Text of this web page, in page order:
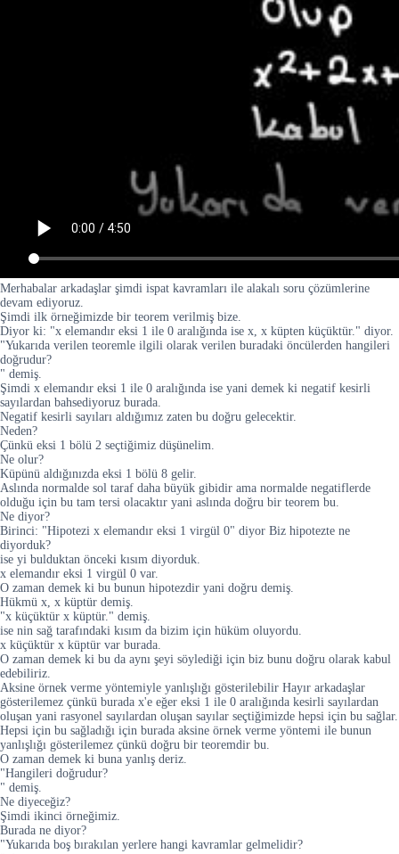
Merhabalar arkadaşlar şimdi ispat kavramları ile alakalı soru çözümlerine
devam ediyoruz.
Şimdi ilk örneğimizde bir teorem verilmiş bize.
Diyor ki: "x elemandır eksi 1 ile 0 aralığında ise x, x küpten küçüktür." diyor.
"Yukarıda verilen teoremle ilgili olarak verilen buradaki öncülerden hangileri
doğrudur?
" demiş.
Şimdi x elemandır eksi 1 ile 0 aralığında ise yani demek ki negatif kesirli
sayılardan bahsediyoruz burada.
Negatif kesirli sayıları aldığımız zaten bu doğru gelecektir.
Neden?
Çünkü eksi 1 bölü 2 seçtiğimiz düşünelim.
Ne olur?
Küpünü aldığınızda eksi 1 bölü 8 gelir.
Aslında normalde sol taraf daha büyük gibidir ama normalde negatiflerde
olduğu için bu tam tersi olacaktır yani aslında doğru bir teorem bu.
Ne diyor?
Birinci: "Hipotezi x elemandır eksi 1 virgül 0" diyor Biz hipotezte ne
diyorduk?
ise yi bulduktan önceki kısım diyorduk.
x elemandır eksi 1 virgül 0 var.
O zaman demek ki bu bunun hipotezdir yani doğru demiş.
Hükmü x, x küptür demiş.
"x küçüktür x küptür." demiş.
ise nin sağ tarafındaki kısım da bizim için hüküm oluyordu.
x küçüktür x küptür var burada.
O zaman demek ki bu da aynı şeyi söylediği için biz bunu doğru olarak kabul
edebiliriz.
Aksine örnek verme yöntemiyle yanlışlığı gösterilebilir Hayır arkadaşlar
gösterilemez çünkü burada x'e eğer eksi 1 ile 0 aralığında kesirli sayılardan
oluşan yani rasyonel sayılardan oluşan sayılar seçtiğimizde hepsi için bu sağlar.
Hepsi için bu sağladığı için burada aksine örnek verme yöntemi ile bunun
yanlışlığı gösterilemez çünkü doğru bir teoremdir bu.
O zaman demek ki buna yanlış deriz.
"Hangileri doğrudur?
" demiş.
Ne diyeceğiz?
Şimdi ikinci örneğimiz.
Burada ne diyor?
"Yukarıda boş bırakılan yerlere hangi kavramlar gelmelidir?